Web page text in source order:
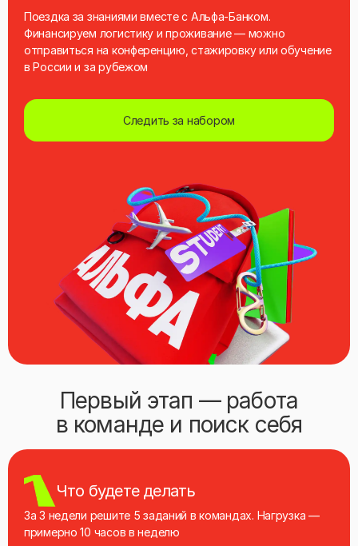
Поездка за знаниями вместе с Альфа‑Банком.
Финансируем логистику и проживание — можно
отправиться на конференцию, стажировку или обучение
в России и за рубежом
Следить за набором
Первый этап — работа
в команде и поиск себя
Что будете делать
За 3 недели решите 5 заданий в командах. Нагрузка —
примерно 10 часов в неделю